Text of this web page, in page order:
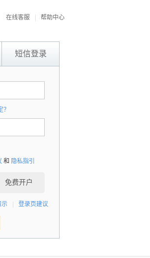
在线客服 帮助中心
短信登录
？
和 隐私指引
免费开户
示 登录页建议